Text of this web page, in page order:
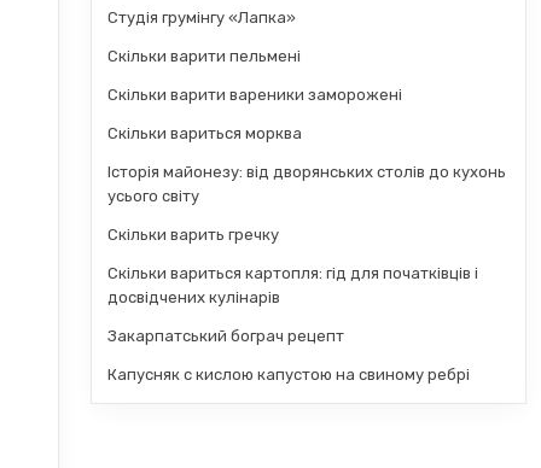
Студія грумінгу «Лапка»
Скільки варити пельмені
Скільки варити вареники заморожені
Скільки вариться морква
Історія майонезу: від дворянських столів до кухонь
усього світу
Скільки варить гречку
Скільки вариться картопля: гід для початківців і
досвідчених кулінарів
Закарпатський бограч рецепт
Капусняк с кислою капустою на свиному ребрі